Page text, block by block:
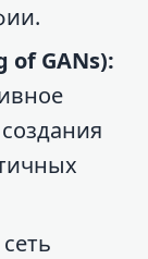
of GANs):